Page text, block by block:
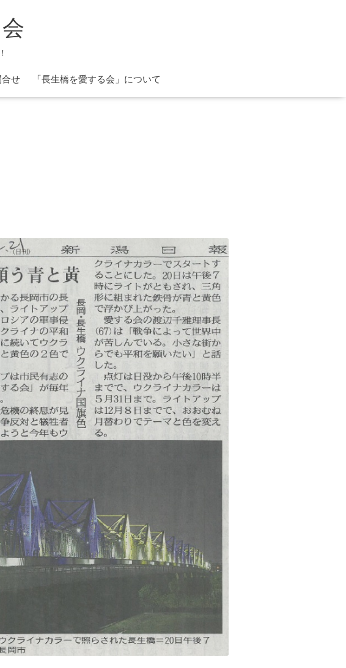
合せ 「長生橋を愛する会」について